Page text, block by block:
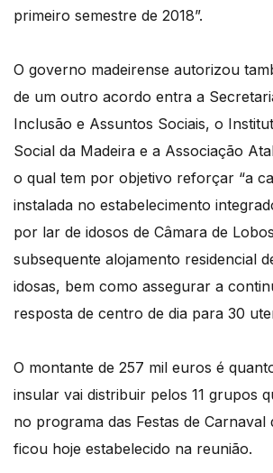
primeiro semestre de 2018”.
O governo madeirense autorizou
de um outro acordo entra a
Inclusão e Assuntos Sociais, o
Social da Madeira e a Associação
o qual tem por objetivo reforçar “a
instalada no estabelecimento
por lar de idosos de Câmara de
subsequente alojamento residencial
idosas, bem como assegurar a
resposta de centro de dia para 30
O montante de 257 mil euros é
insular vai distribuir pelos 11 grupos
no programa das Festas de Carnaval
ficou hoje estabelecido na reunião.